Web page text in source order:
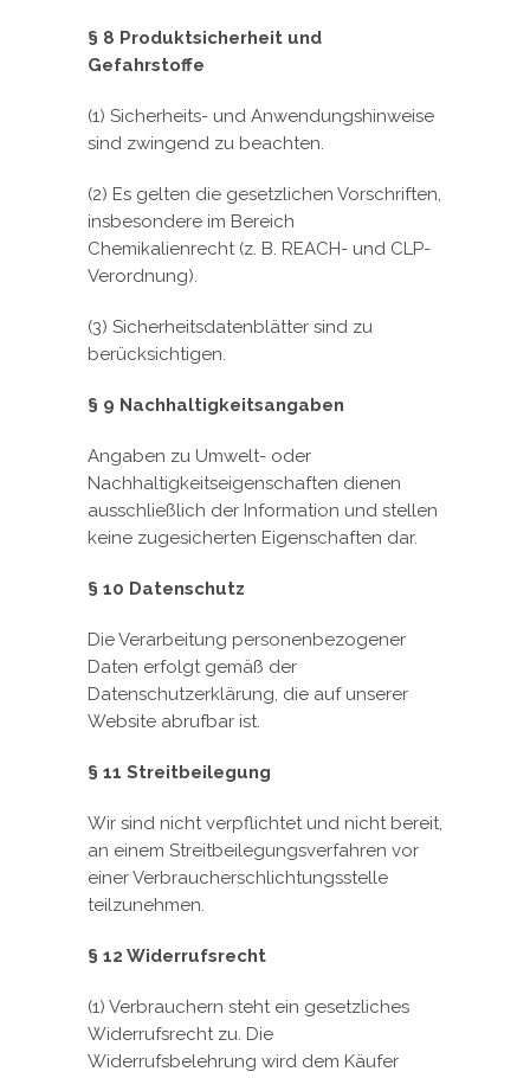
§ 8 Produktsicherheit und
Gefahrstoffe
(1) Sicherheits- und Anwendungshinweise
sind zwingend zu beachten.
(2) Es gelten die gesetzlichen Vorschriften,
insbesondere im Bereich
Chemikalienrecht (z. B. REACH- und CLP-
Verordnung).
(3) Sicherheitsdatenblätter sind zu
berücksichtigen.
§ 9 Nachhaltigkeitsangaben
Angaben zu Umwelt- oder
Nachhaltigkeitseigenschaften dienen
ausschließlich der Information und stellen
keine zugesicherten Eigenschaften dar.
§ 10 Datenschutz
Die Verarbeitung personenbezogener
Daten erfolgt gemäß der
Datenschutzerklärung, die auf unserer
Website abrufbar ist.
§ 11 Streitbeilegung
Wir sind nicht verpflichtet und nicht bereit,
an einem Streitbeilegungsverfahren vor
einer Verbraucherschlichtungsstelle
teilzunehmen.
§ 12 Widerrufsrecht
(1) Verbrauchern steht ein gesetzliches
Widerrufsrecht zu. Die
Widerrufsbelehrung wird dem Käufer